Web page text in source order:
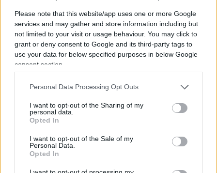
Please note that this website/app uses one or more Google
services and may gather and store information including but
not limited to your visit or usage behaviour. You may click to
grant or deny consent to Google and its third-party tags to
use your data for below specified purposes in below Google
consent section.
Personal Data Processing Opt Outs
I want to opt-out of the Sharing of my
personal data.
Opted In
I want to opt-out of the Sale of my
Personal Data.
Opted In
Migranti, migranti illegali……E CHIAMATELI CLANDESTINI.
Rispondi
la-gazza
a scandalizzarsi su Trump che ha detto che Leo mette a
rischio le vite dei cristiani:come dargli torto?
Rispondi